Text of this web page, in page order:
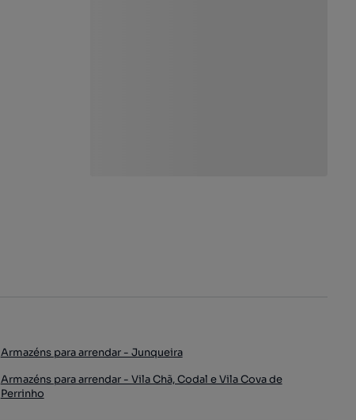
Armazéns para arrendar - Junqueira
Armazéns para arrendar - Vila Chã, Codal e Vila Cova de
Perrinho